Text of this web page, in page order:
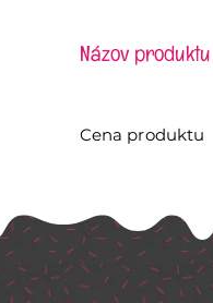
Názov produktu
Cena produktu